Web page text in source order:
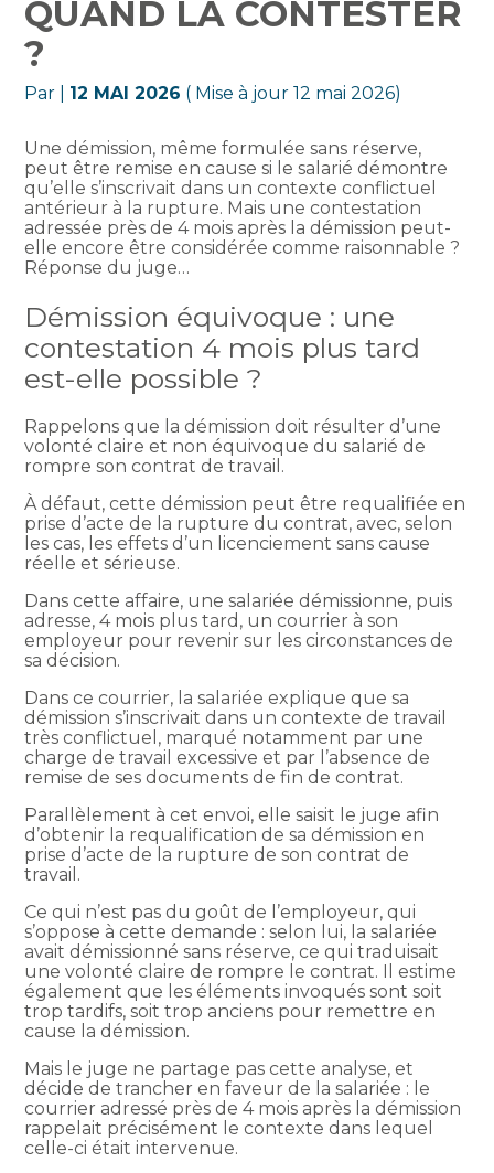
QUAND LA CONTESTER
?
Par 12 MAI 2026 ( Mise à jour 12 mai 2026)
Une démission, même formulée sans réserve,
peut être remise en cause si le salarié démontre
qu’elle s’inscrivait dans un contexte conflictuel
antérieur à la rupture. Mais une contestation
adressée près de 4 mois après la démission peut-
elle encore être considérée comme raisonnable ?
Réponse du juge…
Démission équivoque : une
contestation 4 mois plus tard
est-elle possible ?
Rappelons que la démission doit résulter d’une
volonté claire et non équivoque du salarié de
rompre son contrat de travail.
À défaut, cette démission peut être requalifiée en
prise d’acte de la rupture du contrat, avec, selon
les cas, les effets d’un licenciement sans cause
réelle et sérieuse.
Dans cette affaire, une salariée démissionne, puis
adresse, 4 mois plus tard, un courrier à son
employeur pour revenir sur les circonstances de
sa décision.
Dans ce courrier, la salariée explique que sa
démission s’inscrivait dans un contexte de travail
très conflictuel, marqué notamment par une
charge de travail excessive et par l’absence de
remise de ses documents de fin de contrat.
Parallèlement à cet envoi, elle saisit le juge afin
d’obtenir la requalification de sa démission en
prise d’acte de la rupture de son contrat de
travail.
Ce qui n’est pas du goût de l’employeur, qui
s’oppose à cette demande : selon lui, la salariée
avait démissionné sans réserve, ce qui traduisait
une volonté claire de rompre le contrat. Il estime
également que les éléments invoqués sont soit
trop tardifs, soit trop anciens pour remettre en
cause la démission.
Mais le juge ne partage pas cette analyse, et
décide de trancher en faveur de la salariée : le
courrier adressé près de 4 mois après la démission
rappelait précisément le contexte dans lequel
celle-ci était intervenue.